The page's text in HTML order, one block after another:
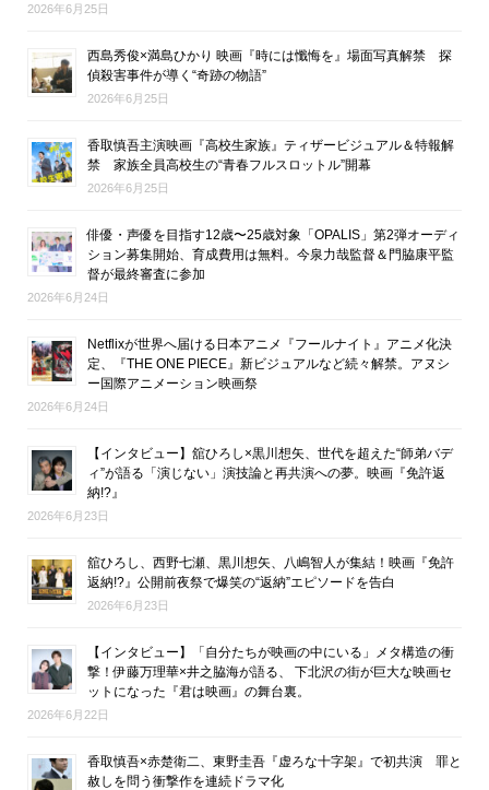
2026年6月25日
西島秀俊×満島ひかり 映画『時には懺悔を』場面写真解禁 探
偵殺害事件が導く“奇跡の物語”
2026年6月25日
香取慎吾主演映画『高校生家族』ティザービジュアル＆特報解
禁 家族全員高校生の“青春フルスロットル”開幕
2026年6月25日
俳優・声優を目指す12歳〜25歳対象「OPALIS」第2弾オーディ
ション募集開始、育成費用は無料。今泉力哉監督＆門脇康平監
督が最終審査に参加
2026年6月24日
Netflixが世界へ届ける日本アニメ『フールナイト』アニメ化決
定、『THE ONE PIECE』新ビジュアルなど続々解禁。アヌシ
ー国際アニメーション映画祭
2026年6月24日
【インタビュー】舘ひろし×黒川想矢、世代を超えた“師弟バデ
ィ”が語る「演じない」演技論と再共演への夢。映画『免許返
納!?』
2026年6月23日
舘ひろし、西野七瀬、黒川想矢、八嶋智人が集結！映画『免許
返納!?』公開前夜祭で爆笑の“返納”エピソードを告白
2026年6月23日
【インタビュー】「自分たちが映画の中にいる」メタ構造の衝
撃！伊藤万理華×井之脇海が語る、 下北沢の街が巨大な映画セ
ットになった『君は映画』の舞台裏。
2026年6月22日
香取慎吾×赤楚衛二、東野圭吾『虚ろな十字架』で初共演 罪と
赦しを問う衝撃作を連続ドラマ化